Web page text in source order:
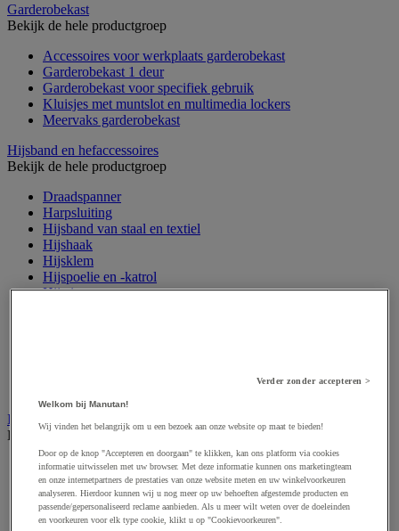
Garderobekast
Bekijk de hele productgroep
Accessoires voor werkplaats garderobekast
Garderobekast 1 deur
Garderobekast voor specifiek gebruik
Kluisjes met muntslot en multimedia lockers
Meervaks garderobekast
Hijsband en hefaccessoires
Bekijk de hele productgroep
Draadspanner
Harpsluiting
Hijsband van staal en textiel
Hijshaak
Hijsklem
Hijspoelie en -katrol
Hijsring
Industriële en magazijnstellingen
Bekijk de hele productgroep
Doorschuifstelling en doorrolstelling
Draagarmstelling voor lange lasten
Entresol voor magazijn
Lichte stelling
Verder zonder accepteren >
Welkom bij Manutan!
Wij vinden het belangrijk om u een bezoek aan onze website op maat te bieden!
Door op de knop "Accepteren en doorgaan" te klikken, kan ons platform via cookies
informatie uitwisselen met uw browser. Met deze informatie kunnen ons marketingteam
en onze internetpartners de prestaties van onze website meten en uw winkelvoorkeuren
analyseren. Hierdoor kunnen wij u nog meer op uw behoeften afgestemde producten en
passende/gepersonaliseerd reclame aanbieden. Als u meer wilt weten over de doeleinden
en voorkeuren voor elk type cookie, klikt u op "Cookievoorkeuren".